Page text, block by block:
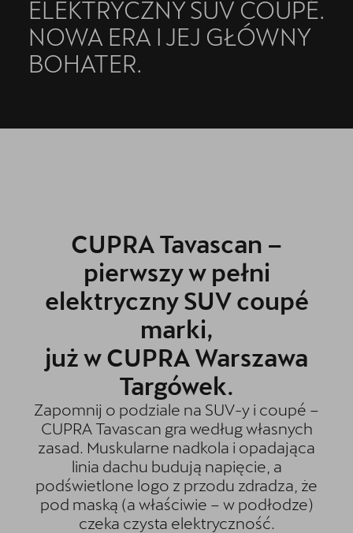
ELEKTRYCZNY SUV COUPÉ.
NOWA ERA I JEJ GŁÓWNY
BOHATER.
CUPRA Tavascan –
pierwszy w pełni
elektryczny SUV coupé
marki,
już w CUPRA Warszawa
Targówek.
Zapomnij o podziale na SUV-y i coupé –
CUPRA Tavascan gra według własnych
zasad. Muskularne nadkola i opadająca
linia dachu budują napięcie, a
podświetlone logo z przodu zdradza, że
pod maską (a właściwie – w podłodze)
czeka czysta elektryczność.